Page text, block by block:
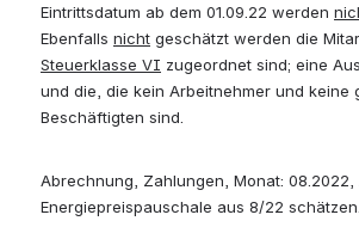
Eintrittsdatum ab dem 01.09.22 werden
Ebenfalls nicht
Steuerklasse VI zugeordnet sind; eine
und die, die kein Arbeitnehmer und keine
Beschäftigten sind.
Abrechnung, Zahlungen, Monat: 08.2022,
Energiepreispauschale aus 8/22 schätzen.